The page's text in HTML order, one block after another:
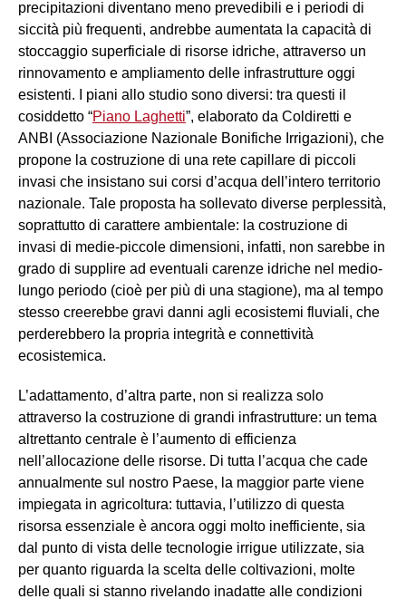
precipitazioni diventano meno prevedibili e i periodi di
siccità più frequenti, andrebbe aumentata la capacità di
stoccaggio superficiale di risorse idriche, attraverso un
rinnovamento e ampliamento delle infrastrutture oggi
esistenti. I piani allo studio sono diversi: tra questi il
cosiddetto “Piano Laghetti”, elaborato da Coldiretti e
ANBI (Associazione Nazionale Bonifiche Irrigazioni), che
propone la costruzione di una rete capillare di piccoli
invasi che insistano sui corsi d’acqua dell’intero territorio
nazionale. Tale proposta ha sollevato diverse perplessità,
soprattutto di carattere ambientale: la costruzione di
invasi di medie-piccole dimensioni, infatti, non sarebbe in
grado di supplire ad eventuali carenze idriche nel medio-
lungo periodo (cioè per più di una stagione), ma al tempo
stesso creerebbe gravi danni agli ecosistemi fluviali, che
perderebbero la propria integrità e connettività
ecosistemica.
L’adattamento, d’altra parte, non si realizza solo
attraverso la costruzione di grandi infrastrutture: un tema
altrettanto centrale è l’aumento di efficienza
nell’allocazione delle risorse. Di tutta l’acqua che cade
annualmente sul nostro Paese, la maggior parte viene
impiegata in agricoltura: tuttavia, l’utilizzo di questa
risorsa essenziale è ancora oggi molto inefficiente, sia
dal punto di vista delle tecnologie irrigue utilizzate, sia
per quanto riguarda la scelta delle coltivazioni, molte
delle quali si stanno rivelando inadatte alle condizioni